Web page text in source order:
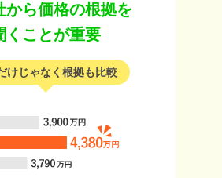
から価格の根拠を
くことが重要
けじゃなく根拠も比較